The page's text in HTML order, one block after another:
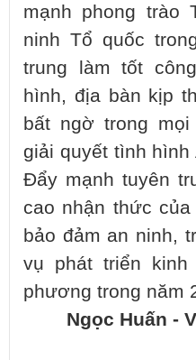
mạnh phong trào
ninh Tổ quốc
trung làm tốt
hình, địa bàn kịp
bất ngờ trong
giải quyết tình
Đẩy mạnh tuyên
cao nhận thức
bảo đảm an ninh,
vụ phát triển
phương trong năm
Ngọc Huấn -